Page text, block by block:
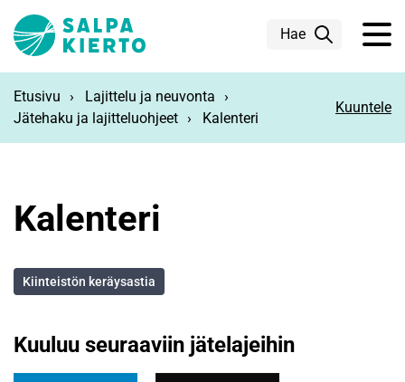
Hae
Etusivu
Lajittelu ja neuvonta
Jätehaku ja lajitteluohjeet
Kalenteri
Kuuntele
Kalenteri
Kiinteistön keräysastia
Kuuluu seuraaviin jätelajeihin